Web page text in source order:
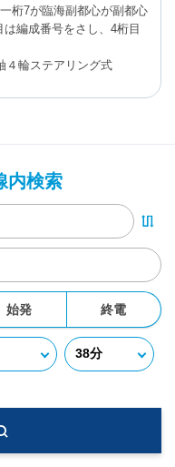
桁7が臨海副都心が副都心
編成番号をさし、4桁目
４輪ステアリング式
内検索
始発 終電